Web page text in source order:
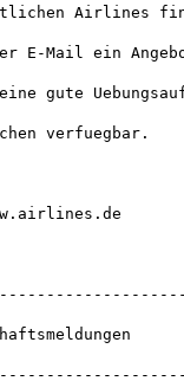
Airlines
E-Mail ein
eine gute
verfuegbar.